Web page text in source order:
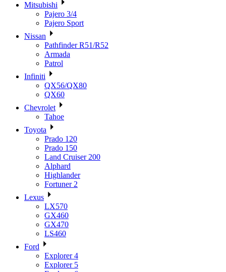
Mitsubishi
Pajero 3/4
Pajero Sport
Nissan
Pathfinder R51/R52
Armada
Patrol
Infiniti
QX56/QX80
QX60
Chevrolet
Tahoe
Toyota
Prado 120
Prado 150
Land Cruiser 200
Alphard
Highlander
Fortuner 2
Lexus
LX570
GX460
GX470
LS460
Ford
Explorer 4
Explorer 5